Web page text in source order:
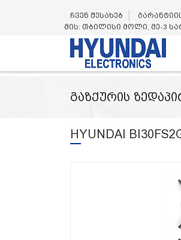
ჩვენ შესახებ
მის: თბილისი მოლი, მე-3
გაზქურის
HYUNDAI